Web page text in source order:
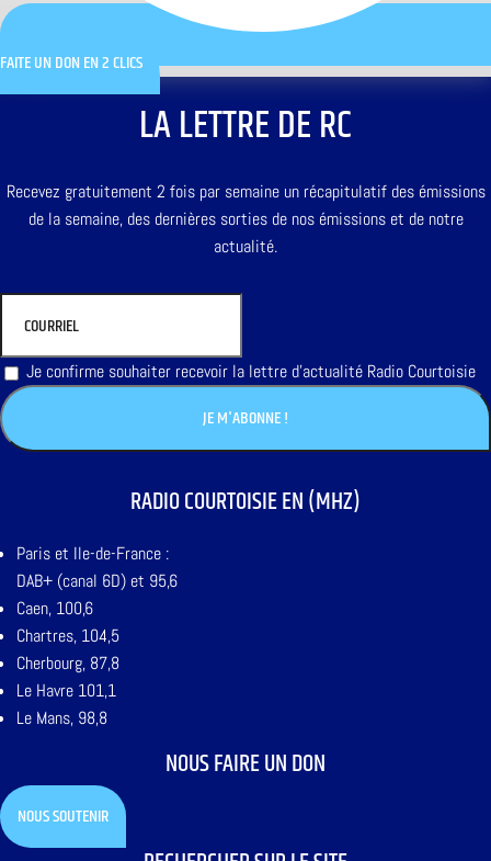
FAITE UN DON EN 2 CLICS
LA LETTRE DE RC
Recevez gratuitement 2 fois par semaine un récapitulatif des émissions
de la semaine, des dernières sorties de nos émissions et de notre
actualité.
Je confirme souhaiter recevoir la lettre d'actualité Radio Courtoisie
RADIO COURTOISIE EN (MHZ)
Paris et Ile-de-France :
DAB+ (canal 6D) et 95,6
Caen, 100,6
Chartres, 104,5
Cherbourg, 87,8
Le Havre 101,1
Le Mans, 98,8
NOUS FAIRE UN DON
NOUS SOUTENIR